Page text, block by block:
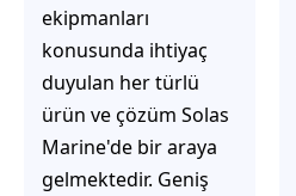
başta Aykut Bey ve
Ayhan Bey olmak
üzere, göstermiş
oldukları güven,
samimiyet, destek ve
değerli iş birliği için